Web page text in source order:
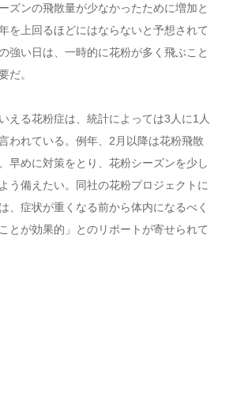
ズンの飛散量が少なかったために増加と
を上回るほどにはならないと予想されて
強い日は、一時的に花粉が多く飛ぶこと
だ。
える花粉症は、統計によっては3人に1人
われている。例年、2月以降は花粉飛散
早めに対策をとり、花粉シーズンを少し
う備えたい。同社の花粉プロジェクトに
、症状が重くなる前から体内になるべく
とが効果的」とのリポートが寄せられて